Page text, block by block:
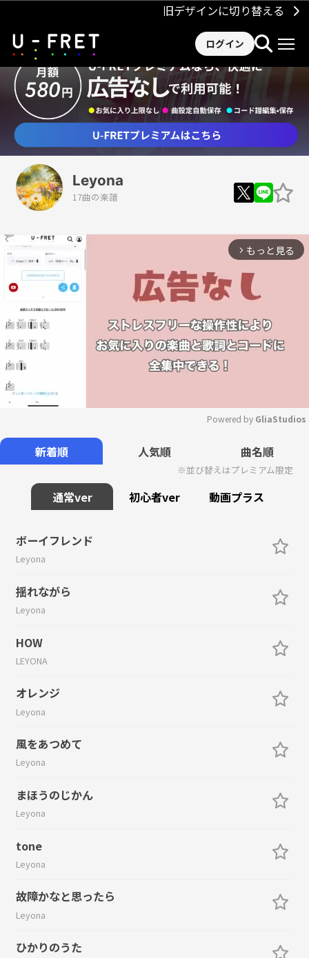
旧デザインに切り替える
ログイン
Leyona
17曲の楽譜
arrow_forward_ios もっと見る
Mute
Powered by GliaStudios
新着順 人気順 曲名順
※並び替えはプレミアム限定
通常ver 初心者ver 動画プラス
ボーイフレンド
Leyona
揺れながら
Leyona
HOW
LEYONA
オレンジ
Leyona
風をあつめて
Leyona
まほうのじかん
Leyona
tone
Leyona
故障かなと思ったら
Leyona
ひかりのうた